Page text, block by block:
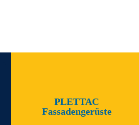
PLETTAC
Fassadengerüste